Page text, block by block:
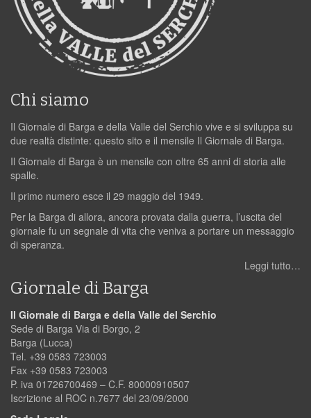
Chi siamo
Il Giornale di Barga e della Valle del Serchio vive e si sviluppa su
due realtà distinte: questo sito e il mensile Il Giornale di Barga.
Il Giornale di Barga è un mensile con oltre 65 anni di storia alle
spalle.
Il primo numero esce il 29 maggio del 1949.
Per la Barga di allora, ancora provata dalla guerra, l’uscita del
giornale fu un segnale di vita che veniva a portare un messaggio
di speranza.
Leggi tutto…
Giornale di Barga
Il Giornale di Barga e della Valle del Serchio
Sede di Barga Via di Borgo, 2
Barga (Lucca)
Tel. +39 0583 723003
Fax +39 0583 723003
P. iva 01726700469 – C.F. 80000910507
Iscrizione al ROC n.7677 del 23/09/2000